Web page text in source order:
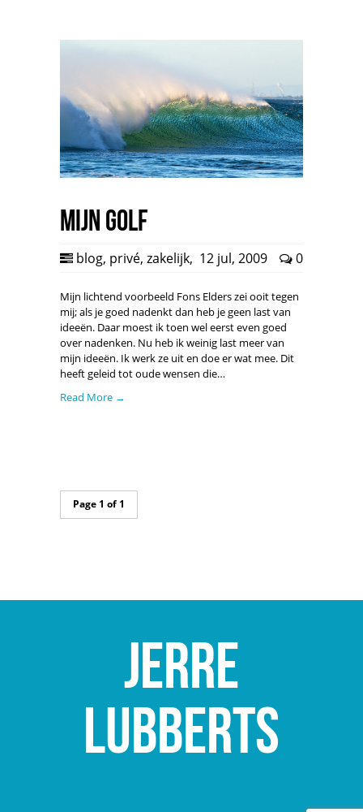
Mijn golf
blog, privé, zakelijk, 12 jul, 2009 0
Mijn lichtend voorbeeld Fons Elders zei ooit tegen
mij; als je goed nadenkt dan heb je geen last van
ideeën. Daar moest ik toen wel eerst even goed
over nadenken. Nu heb ik weinig last meer van
mijn ideeën. Ik werk ze uit en doe er wat mee. Dit
heeft geleid tot oude wensen die…
Read More →
Page 1 of 1
Jerre
Lubberts